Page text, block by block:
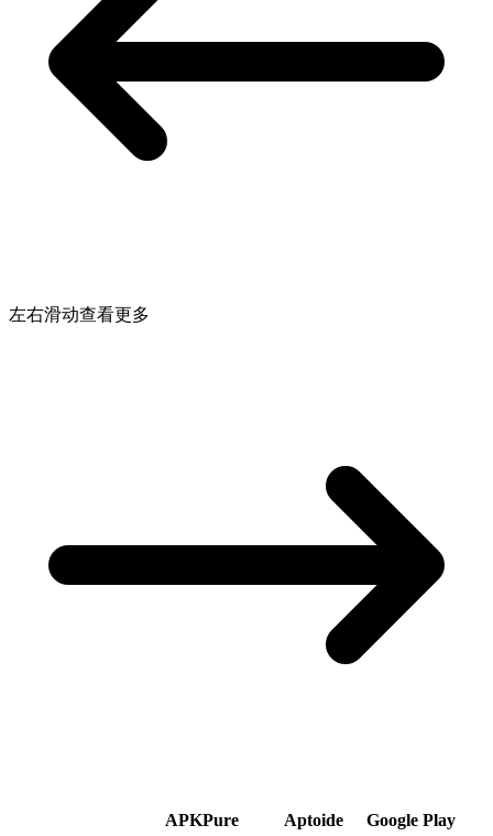
左右滑动查看更多
APKPure Aptoide
Google Play